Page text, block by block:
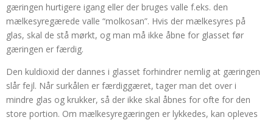
gæringen hurtigere igang eller der bruges valle f.eks. den
mælkesyregærede valle “molkosan”. Hvis der mælkesyres på
glas, skal de stå mørkt, og man må ikke åbne for glasset før
gæringen er færdig.
Den kuldioxid der dannes i glasset forhindrer nemlig at gæringen
slår fejl. Når surkålen er færdiggæret, tager man det over i
mindre glas og krukker, så der ikke skal åbnes for ofte for den
store portion. Om mælkesyregæringen er lykkedes, kan opleves